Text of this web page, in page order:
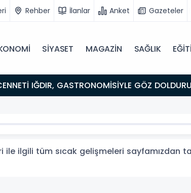
Rehber İlanlar Anket Gazeteler
SİYASET MAGAZİN SAĞLIK
ilgili tüm sıcak gelişmeleri sayfamızdan